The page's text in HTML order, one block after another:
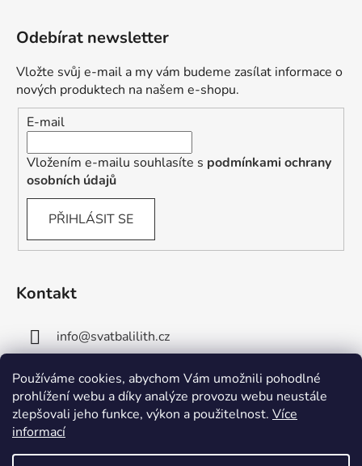
Používáme cookies, abychom Vám umožnili pohodlné
prohlížení webu a díky analýze provozu webu neustále
zlepšovali jeho funkce, výkon a použitelnost. Více
informací
Odebírat newsletter
Vložte svůj e-mail a my vám budeme zasílat informace o
nových produktech na našem e-shopu.
E-mail
Vložením e-mailu souhlasíte s podmínkami ochrany
osobních údajů
PŘIHLÁSIT SE
Kontakt
info@svatbalilith.cz
+420 778 745 219
+420 778 770 784